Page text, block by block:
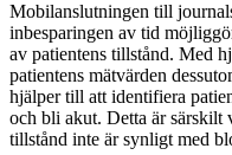
Mobilanslutningen till
inbesparingen av tid
av patientens tillstånd. Med
patientens mätvärden
hjälper till att identifiera
och bli akut. Detta är särskilt
tillstånd inte är synligt med